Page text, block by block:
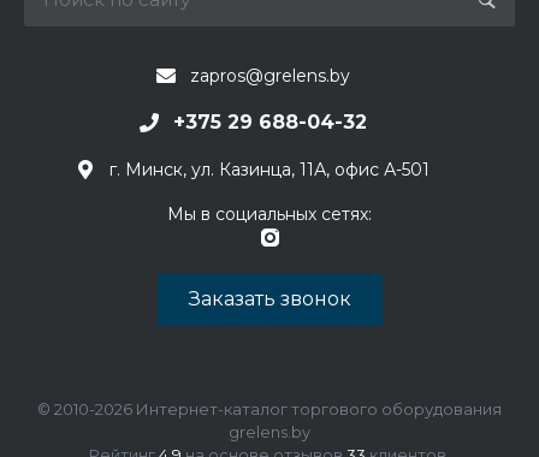
zapros@grelens.by
+375 29 688-04-32
г. Минск, ул. Казинца, 11А, офис А-501
Мы в социальных сетях:
Заказать звонок
© 2010-2026 Интернет-каталог торгового оборудования
grelens.by